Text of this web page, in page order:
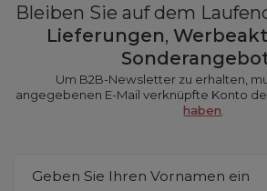
Bleiben Sie auf dem
Lieferungen,
Um B2B-Newsletter zu erhalten,
angegebenen E-Mail verknüpfte Konto
haben
Geben Sie Ihren Vornamen ein